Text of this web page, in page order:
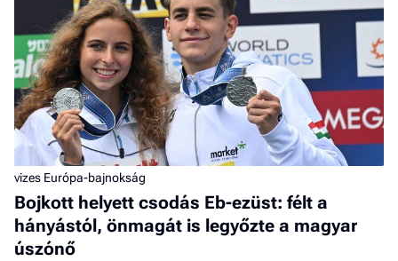
vizes Európa-bajnokság
Bojkott helyett csodás Eb-ezüst: félt a
hányástól, önmagát is legyőzte a magyar
úszónő